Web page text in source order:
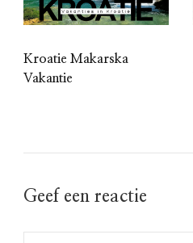
Kroatie Makarska
Vakantie
Geef een reactie